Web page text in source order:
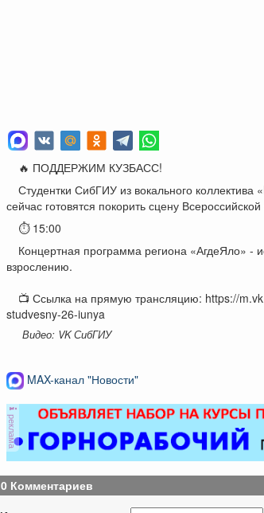
🔥 ПОДДЕРЖИМ КУЗБАСС!
Студентки СибГИУ из вокального коллектива
сейчас готовятся покорить сцену
⏱ 15:00
Концертная программа региона «АгдеЯло» -
взрослению.
📺 Ссылка на прямую трансляцию: https://
studvesny-26-iunya
Видео: VK СибГИУ
MAX-канал "Новости"
реклама
0 Комментариев